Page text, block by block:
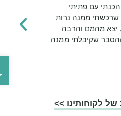
עם פתיתי
ממנה נרות
מהמם והרבה
שקיבלתי ממנה
לקוחותינו >>